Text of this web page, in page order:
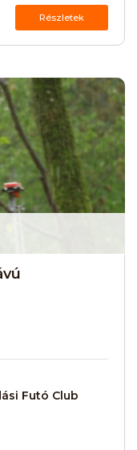
Részletek
Futó Club